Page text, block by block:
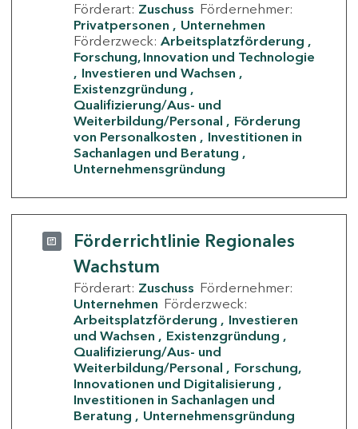
Förderart: Zuschuss Fördernehmer:
Privatpersonen
Unternehmen
Förderzweck: Arbeitsplatzförderung
Forschung, Innovation und Technologie
Investieren und Wachsen
Existenzgründung
Qualifizierung/Aus- und
Weiterbildung/Personal
Förderung
von Personalkosten
Investitionen in
Sachanlagen und Beratung
Unternehmensgründung
Förderrichtlinie Regionales
Wachstum
Förderart: Zuschuss Fördernehmer:
Unternehmen Förderzweck:
Arbeitsplatzförderung
Investieren
und Wachsen
Existenzgründung
Qualifizierung/Aus- und
Weiterbildung/Personal
Forschung,
Innovationen und Digitalisierung
Investitionen in Sachanlagen und
Beratung
Unternehmensgründung